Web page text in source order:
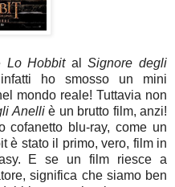
Lo HobbitalSignore degli
ho smosso un mini
mondo reale! Tuttavia non
Anelliè un brutto film, anzi!
cofanetto blu-ray, come un
è stato il primo, vero, film in
E se un film riesce a
significa che siamo ben